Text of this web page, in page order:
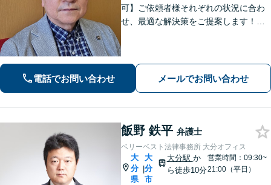
可】ご依頼者様それぞれの状況に合わ
せ、最適な解決策をご提案します！緊
す。どうぞお気軽にお話しください。
【休日面談可】
電話でお問い合わせ メールでお問い合わせ
飯野 鉄平 弁護士
ベリーベスト法律事務所 大分オフィス
大
分
県
|
大
分
市
大分駅 か
ら徒歩10分
営業時間：09:30~
21:00（平日）